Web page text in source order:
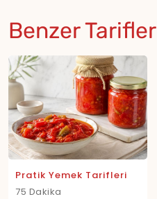
Benzer Tarifler
Pratik Yemek Tarifleri
75 Dakika